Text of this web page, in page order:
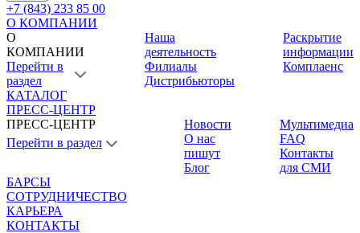
+7 (843) 233 85 00
О КОМПАНИИ
О
КОМПАНИИ
Перейти в
раздел
Наша
деятельность
Филиалы
Дистрибьюторы
Раскрытие
информации
Комплаенс
КАТАЛОГ
ПРЕСС-ЦЕНТР
ПРЕСС-ЦЕНТР
Перейти в раздел
Новости
О нас
пишут
Блог
Мультимедиа
FAQ
Контакты
для СМИ
БАРСЫ
СОТРУДНИЧЕСТВО
КАРЬЕРА
КОНТАКТЫ